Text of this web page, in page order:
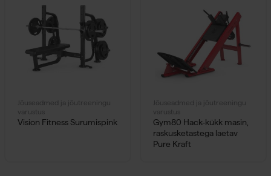
Jõuseadmed ja jõutreeningu
varustus
Vision Fitness Surumispink
Jõuseadmed ja jõutreeningu
varustus
Gym80 Hack-kükk masin,
raskusketastega laetav
Pure Kraft